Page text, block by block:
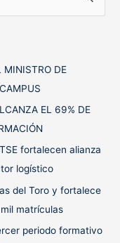
MINISTRO DE
EL 69% DE
fortalecen alianza
logístico
del Toro y fortalece
matrículas
periodo formativo